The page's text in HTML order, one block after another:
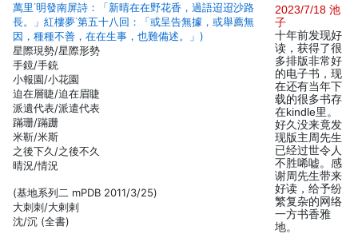
萬里˙明發南屏詩：「新晴在在野花香，過語迢迢沙路
長。」紅樓夢˙第五十八回：「或呈告無據，或舉薦無
因，種種不善，在在生事，也難備述。」)
星際現勢/星際形勢
手鏡/手銃
小報園/小花園
迫在層睫/迫在眉睫
派遺代表/派遣代表
蹣珊/蹣跚
米靳/米斯
之後下久/之後不久
晴況/情況
(基地系列二 mPDB 2011/3/25)
大刺刺/大剌剌
沈/沉 (全書)
2023/7/18 池
子
十年前发现好
读，获得了很
多排版非常好
的电子书，现
在还有当年下
载的很多书存
在kindle里。
好久没来竟发
现版主周先生
已经过世令人
不胜唏嘘。感
谢周先生带来
好读，给予纷
繁复杂的网络
一方书香雅
地。